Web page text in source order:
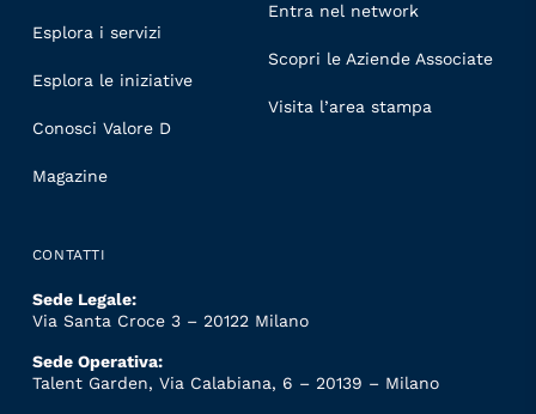
Esplora i servizi
Esplora le iniziative
Conosci Valore D
Magazine
Entra nel network
Scopri le Aziende Associate
Visita l’area stampa
CONTATTI
Sede Legale:
Via Santa Croce 3 – 20122 Milano
Sede Operativa:
Talent Garden, Via Calabiana, 6 – 20139 – Milano